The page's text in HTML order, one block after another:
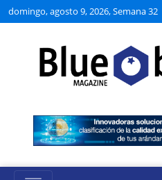
domingo, agosto 9, 2026, Semana 32